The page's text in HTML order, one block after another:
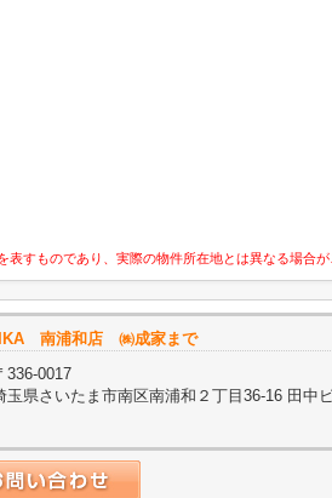
すものであり、実際の物件所在地とは異なる場合が
南浦和店 ㈱成家まで
336-0017
玉県さいたま市南区南浦和２丁目36-16 田中